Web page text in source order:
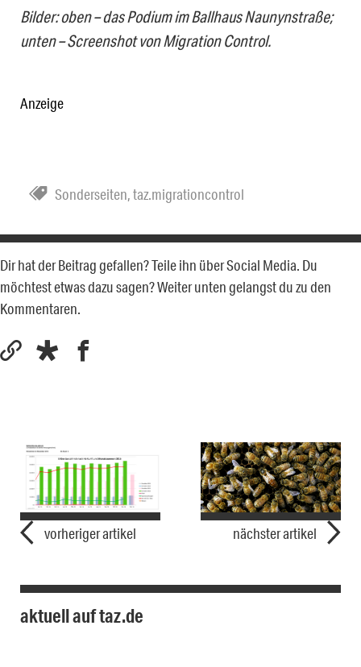
Bilder: oben – das Podium im Ballhaus Naunynstraße;
unten – Screenshot von Migration Control.
Anzeige
Sonderseiten,taz.migrationcontrol
Dir hat der Beitrag gefallen? Teile ihn über Social Media. Du
möchtest etwas dazu sagen? Weiter unten gelangst du zu den
Kommentaren.
vorheriger artikel nächster artikel
aktuell auf taz.de